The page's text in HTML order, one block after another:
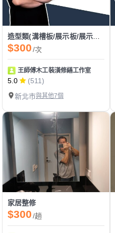
$300/次
王師傅木工裝潢修繕工作室
5.0
(511)
新北市與其他7個
家居整修
$300/趟